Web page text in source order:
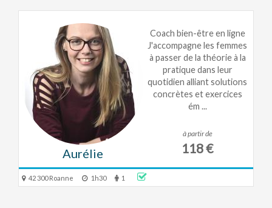
Aurélie
Coach bien-être en ligne
J'accompagne les femmes
à passer de la théorie à la
pratique dans leur
quotidien alliant solutions
concrètes et exercices
ém ...
à partir de
118 €
42 300 Roanne 1h30 1